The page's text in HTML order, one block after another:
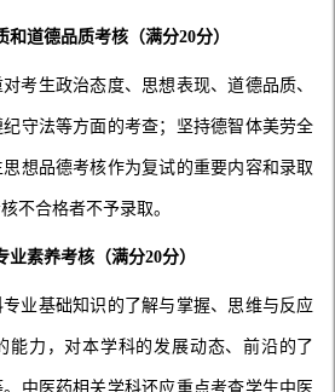
和道德品质考核（满分20分）
考生政治态度、思想表现、道德品质、
守法等方面的考查；坚持德智体美劳全
想品德考核作为复试的重要内容和录取
不合格者不予录取。
业素养考核（满分20分）
业基础知识的了解与掌握、思维与反应
能力，对本学科的发展动态、前沿的了
中医药相关学科还应重点考查学生中医